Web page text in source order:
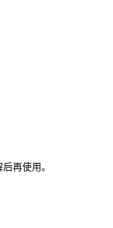
再使用。